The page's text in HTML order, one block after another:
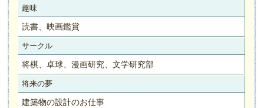
趣味
読書、映画鑑賞
サークル
将棋、卓球、漫画研究、文学研究部
将来の夢
建築物の設計のお仕事